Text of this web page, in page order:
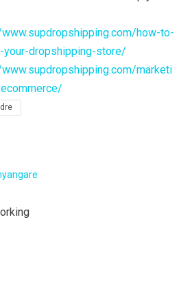
how-to-
your-dropshipping-store/
marketi